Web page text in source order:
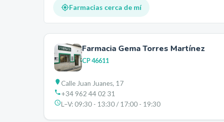
Farmacias cerca de mí
Farmacia Gema Torres Martínez
CP46611
Calle Juan Juanes, 17
+34 962 44 02 31
L–V:09:30 - 13:30 / 17:00 - 19:30